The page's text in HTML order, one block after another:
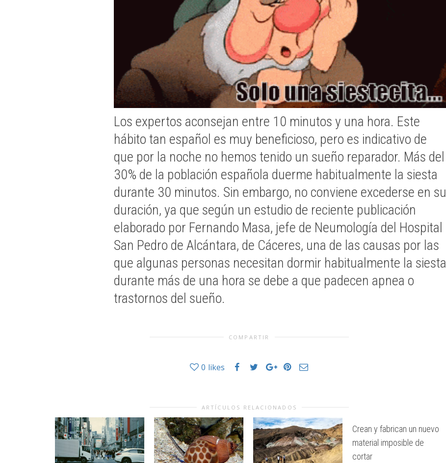
Los expertos aconsejan entre 10 minutos y una hora. Este
hábito tan español es muy beneficioso, pero es indicativo de
que por la noche no hemos tenido un sueño reparador. Más del
30% de la población española duerme habitualmente la siesta
durante 30 minutos. Sin embargo, no conviene excederse en su
duración, ya que según un estudio de reciente publicación
elaborado por Fernando Masa, jefe de Neumología del Hospital
San Pedro de Alcántara, de Cáceres, una de las causas por las
que algunas personas necesitan dormir habitualmente la siesta
durante más de una hora se debe a que padecen apnea o
trastornos del sueño.
COMPARTIR
0 likes
ARTÍCULOS RELACIONADOS
Crean y fabrican un nuevo
material imposible de
cortar